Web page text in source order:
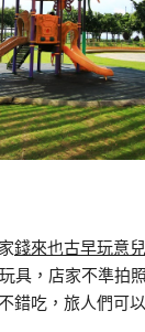
錢來也古早玩意兒
具，店家不準拍
錯吃，旅人們可